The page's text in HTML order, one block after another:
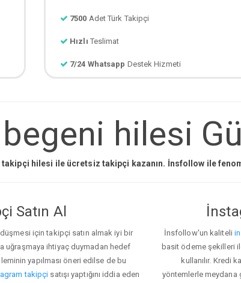
7500 Adet Türk Takipçi
Hızlı Teslimat
7/24 Whatsapp Destek Hizmeti
hilesi
takipçi hilesi ile ücretsiz takipçi kazanın. İnsfollow ile
Satın Al
için takipçi satın almak iyi bir
uğraşmaya ihtiyaç duymadan hedef
yapılması öneri edilse de bu
takipçi satışı yaptığını iddia eden
İnsfollow'un kaliteli
basit ödeme şekilleri
kullanılır. Kredi
yöntemlerle meydana